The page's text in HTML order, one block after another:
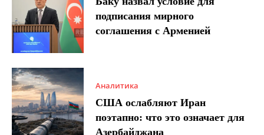
подписания мирного
соглашения с Арменией
Аналитика
США ослабляют Иран
поэтапно: что это означает для
Азербайджана